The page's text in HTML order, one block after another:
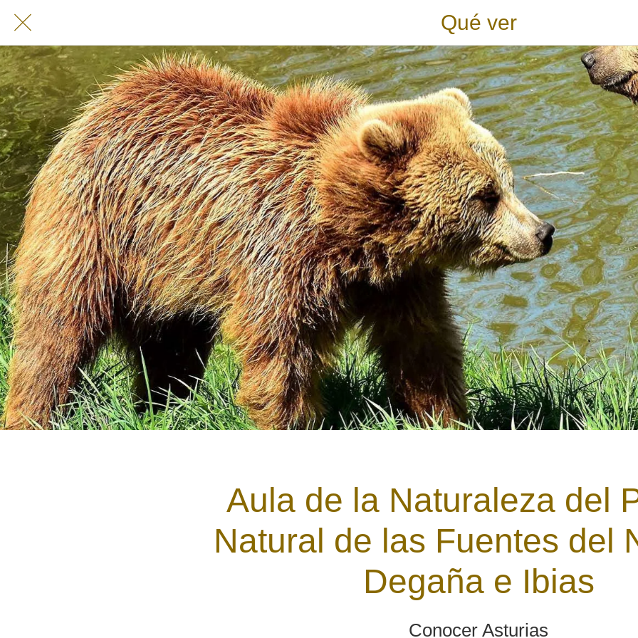
Qué ver
Aula de la Naturaleza del
Natural de las Fuentes del
Degaña e Ibias
Conocer Asturias